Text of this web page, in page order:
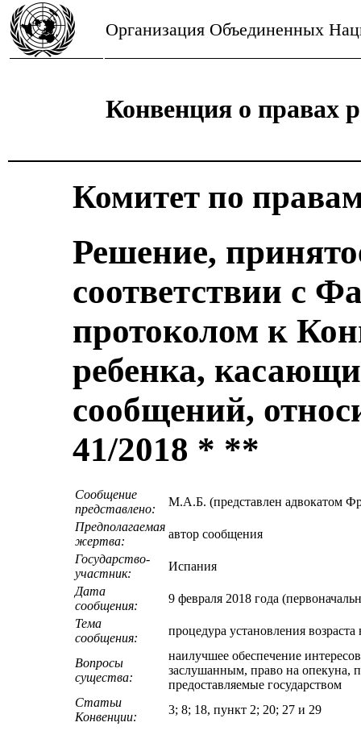
Организация Объединенных
Конвенция о правах
Комитет по
Решение,
соответствии с
протоколом к
ребенка,
сообщений,
41/2018 * **
Сообщение
представлено:
M.А.Б. (представлен адвокатом
Предполагаемая
жертва:
автор сообщения
Государство-
участник:
Испания
Дата
сообщения:
9 февраля 2018 года
Тема
сообщения:
процедура установления
Вопросы
существа:
наилучшее обеспечение
заслушанным, право на опекуна,
предоставляемые государством
Статьи
Конвенции:
3; 8; 18, пункт 2; 20; 27 и 29